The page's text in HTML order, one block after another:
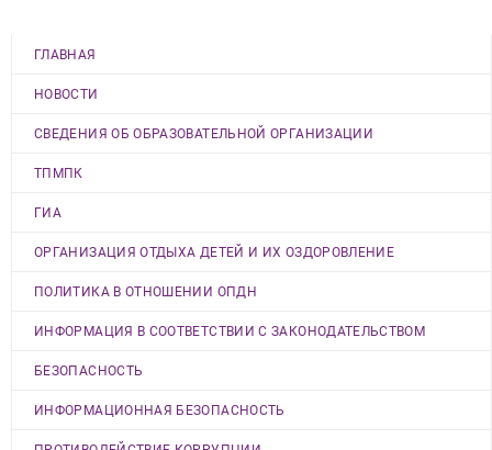
ГЛАВНАЯ
НОВОСТИ
СВЕДЕНИЯ ОБ ОБРАЗОВАТЕЛЬНОЙ ОРГАНИЗАЦИИ
ТПМПК
ГИА
ОРГАНИЗАЦИЯ ОТДЫХА ДЕТЕЙ И ИХ ОЗДОРОВЛЕНИЕ
ПОЛИТИКА В ОТНОШЕНИИ ОПДН
ИНФОРМАЦИЯ В СООТВЕТСТВИИ С ЗАКОНОДАТЕЛЬСТВОМ
БЕЗОПАСНОСТЬ
ИНФОРМАЦИОННАЯ БЕЗОПАСНОСТЬ